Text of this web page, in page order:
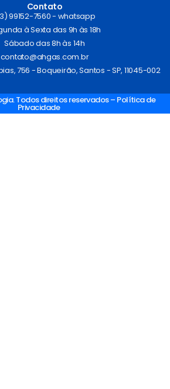
Contato
99152-7560 - whatsapp
à Sexta das 9h às 18h
Sábado das 8h às 14h
contato@ahgas.com.br
756 - Boqueirão, Santos - SP, 11045-002
Todos direitos reservados – Política de
Privacidade